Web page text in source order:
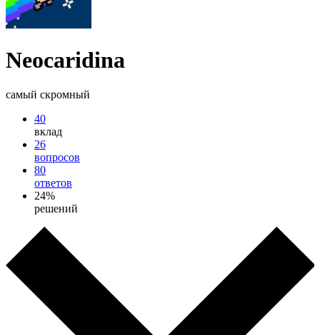
Neocaridina
самый скромный
40
вклад
26
вопросов
80
ответов
24%
решений